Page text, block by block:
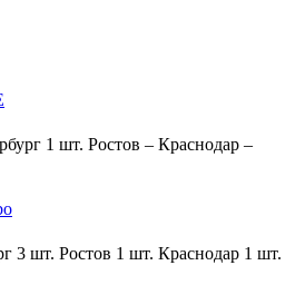
1 шт. Ростов – Краснодар –
3 шт. Ростов 1 шт. Краснодар 1 шт.